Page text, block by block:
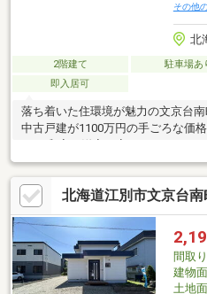
その他
北
2階建て 駐車場あ
即入居可
落ち着いた住環境が魅力の文京台
中古戸建が1100万円の手ごろな価
北海道江別市文京台
間取り
建物
土地